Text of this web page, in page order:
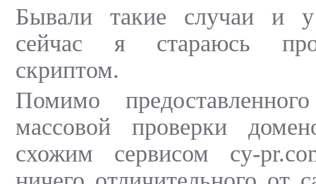
Бывали такие случаи и
сейчас я стараюсь
скриптом.
Помимо
массовой проверки
схожим сервисом cy-